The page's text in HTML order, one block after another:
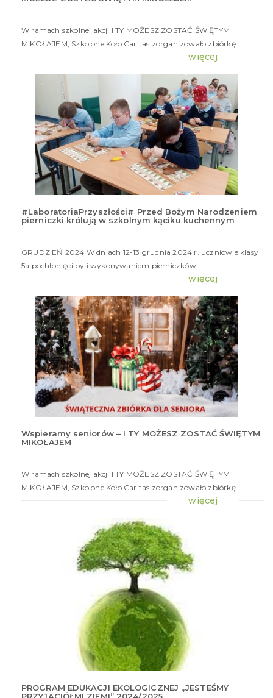
W ramach szkolnej akcji I TY MOŻESZ ZOSTAĆ ŚWIĘTYM
MIKOŁAJEM, Szkolone Koło Caritas zorganizowało zbiórkę
więcej
#LaboratoriaPrzyszłości# Przed Bożym Narodzeniem
pierniczki królują w szkolnym kąciku kuchennym
GRUDZIEŃ 2024 W dniach 12-13 grudnia 2024 r. uczniowie klasy
5a pochłonięci byli wykonywaniem pierniczków
więcej
Wspieramy seniorów – I TY MOŻESZ ZOSTAĆ ŚWIĘTYM
MIKOŁAJEM
W ramach szkolnej akcji I TY MOŻESZ ZOSTAĆ ŚWIĘTYM
MIKOŁAJEM, Szkolone Koło Caritas zorganizowało zbiórkę
więcej
PROGRAM EDUKACJI EKOLOGICZNEJ „JESTEŚMY